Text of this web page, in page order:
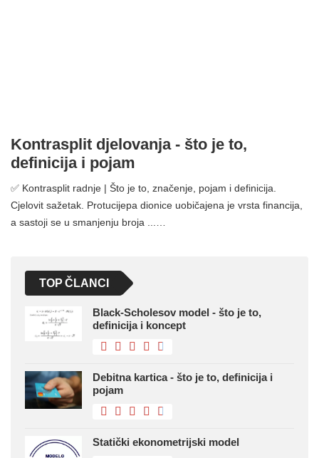
Kontrasplit djelovanja - što je to,
definicija i pojam
✅ Kontrasplit radnje | Što je to, značenje, pojam i definicija.
Cjelovit sažetak. Protucijepa dionice uobičajena je vrsta financija,
a sastoji se u smanjenju broja ...…
TOP ČLANCI
Black-Scholesov model - što je to,
definicija i koncept
Debitna kartica - što je to, definicija i
pojam
Statički ekonometrijski model